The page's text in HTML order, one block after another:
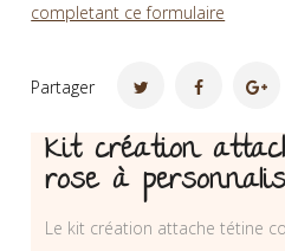
completant ce formulaire
Partager
Kit création
rose à
Le kit création attache tétine